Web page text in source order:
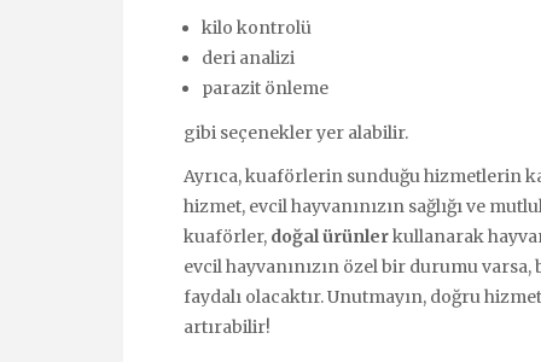
kilo kontrolü
deri analizi
parazit önleme
gibi seçenekler yer alabilir.
Ayrıca, kuaförlerin sunduğu hizmetlerin
hizmet, evcil hayvanınızın sağlığı ve
kuaförler, doğal ürünlerkullanarak
evcil hayvanınızın özel bir durumu
faydalı olacaktır. Unutmayın, doğru
artırabilir!